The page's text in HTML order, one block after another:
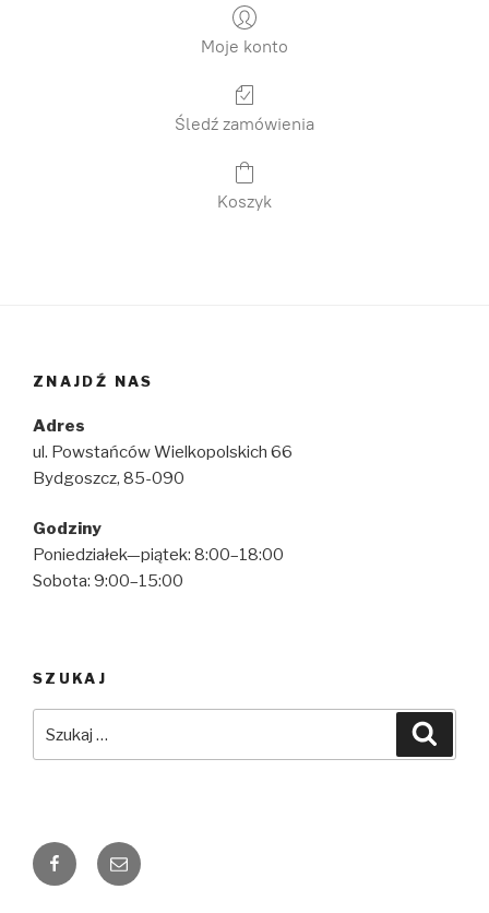
Moje konto
Śledź zamówienia
Koszyk
ZNAJDŹ NAS
Adres
ul. Powstańców Wielkopolskich 66
Bydgoszcz, 85-090
Godziny
Poniedziałek—piątek: 8:00–18:00
Sobota: 9:00–15:00
SZUKAJ
FacebookEmail